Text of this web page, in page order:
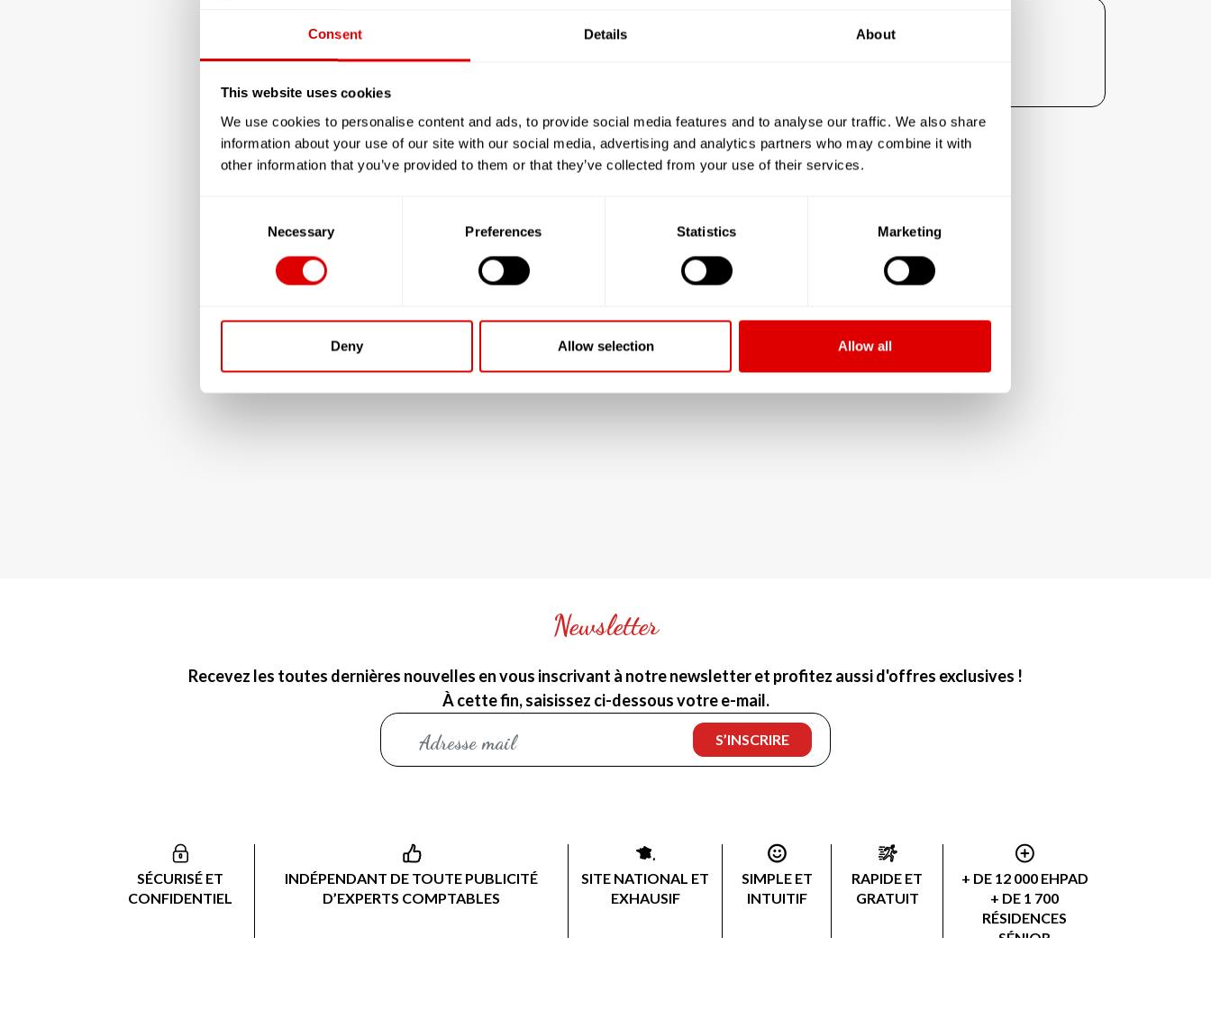
Consent Details About
This website uses cookies
We use cookies to personalise content and ads, to provide social media features and to analyse our traffic. We also share
information about your use of our site with our social media, advertising and analytics partners who may combine it with
other information that you’ve provided to them or that they’ve collected from your use of their services.
Necessary Preferences Statistics Marketing
Deny Allow selection Allow all
JE SOUHAITE TROUVER LA
RÉSIDENCE SÉNIOR QUI ME
Newsletter
Recevez les toutes dernières nouvelles en vous inscrivant à notre newsletter et profitez aussi d'offres exclusives !
À cette fin, saisissez ci-dessous votre e-mail.
SÉCURISÉ ET
CONFIDENTIEL
INDÉPENDANT DE TOUTE PUBLICITÉ
D’EXPERTS COMPTABLES
SITE NATIONAL ET
EXHAUSIF
SIMPLE ET
INTUITIF
RAPIDE ET
GRATUIT
+ DE 12 000 EHPAD
+ DE 1 700
RÉSIDENCES
SÉNIOR